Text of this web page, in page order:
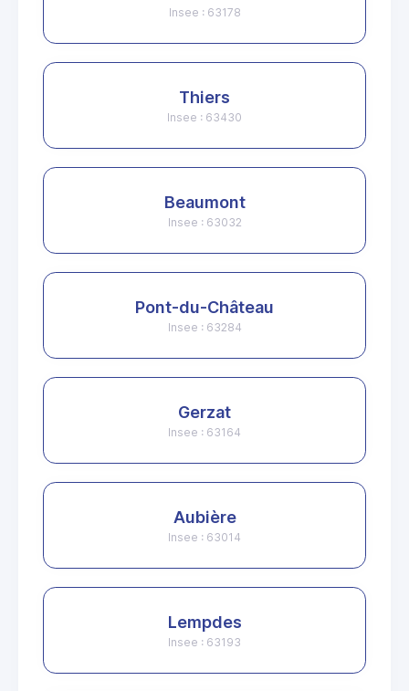
Insee : 63178
Thiers
Insee : 63430
Beaumont
Insee : 63032
Pont-du-Château
Insee : 63284
Gerzat
Insee : 63164
Aubière
Insee : 63014
Lempdes
Insee : 63193